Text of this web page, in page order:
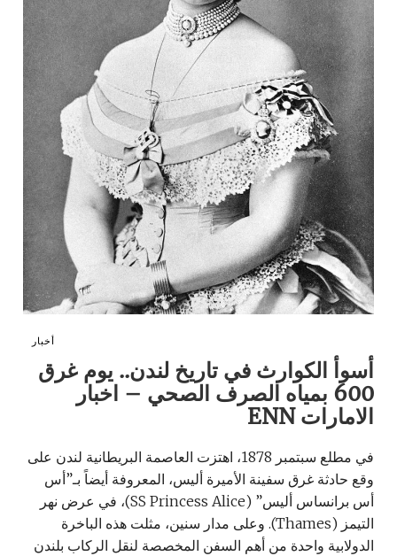
أخبار
أسوأ الكوارث في تاريخ لندن.. يوم غرق
600 بمياه الصرف الصحي – اخبار
الامارات ENN
في مطلع سبتمبر 1878، اهتزت العاصمة البريطانية لندن على
وقع حادثة غرق سفينة الأميرة أليس، المعروفة أيضاً بـ”أس
أس برانساس أليس” (SS Princess Alice)، في عرض نهر
التيمز (Thames). وعلى مدار سنين، مثلت هذه الباخرة
الدولابية واحدة من أهم السفن المخصصة لنقل الركاب بلندن